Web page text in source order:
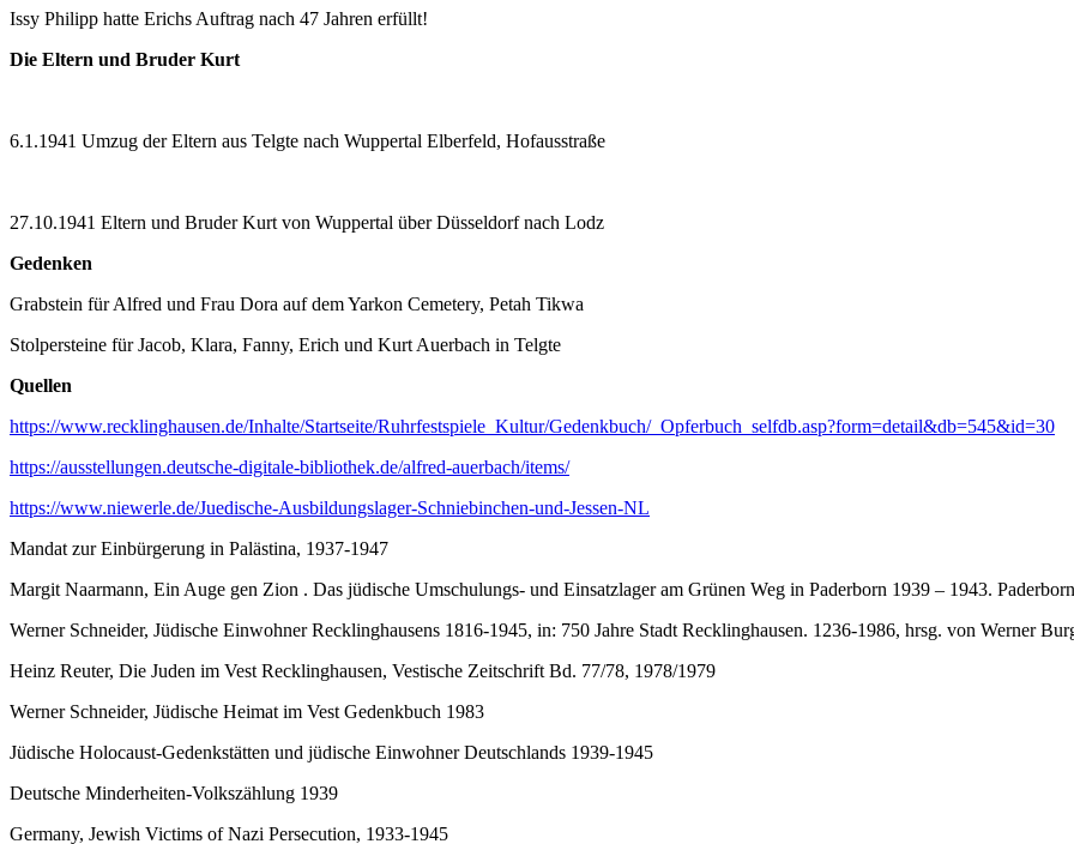
Issy Philipp hatte Erichs Auftrag nach 47 Jahren erfüllt!
Die Eltern und Bruder Kurt
6.1.1941 Umzug der Eltern aus Telgte nach Wuppertal Elberfeld, Hofausstraße
27.10.1941 Eltern und Bruder Kurt von Wuppertal über Düsseldorf nach Lodz
Gedenken
Grabstein für Alfred und Frau Dora auf dem Yarkon Cemetery, Petah Tikwa
Stolpersteine für Jacob, Klara, Fanny, Erich und Kurt Auerbach in Telgte
Quellen
https://www.recklinghausen.de/Inhalte/Startseite/Ruhrfestspiele_Kultur/Gedenkbuch/_Opferbuch_selfdb.asp?form=detail&db=545&id=30
https://ausstellungen.deutsche-digitale-bibliothek.de/alfred-auerbach/items/
https://www.niewerle.de/Juedische-Ausbildungslager-Schniebinchen-und-Jessen-NL
Mandat zur Einbürgerung in Palästina, 1937-1947
Margit Naarmann, Ein Auge gen Zion . Das jüdische Umschulungs- und Einsatzlager am Grünen Weg in Paderborn 1939 – 1943.
Werner Schneider, Jüdische Einwohner Recklinghausens 1816-1945, in: 750 Jahre Stadt Recklinghausen. 1236-1986, hrsg. von Werner
Heinz Reuter, Die Juden im Vest Recklinghausen, Vestische Zeitschrift Bd. 77/78, 1978/1979
Werner Schneider, Jüdische Heimat im Vest Gedenkbuch 1983
Jüdische Holocaust-Gedenkstätten und jüdische Einwohner Deutschlands 1939-1945
Deutsche Minderheiten-Volkszählung 1939
Germany, Jewish Victims of Nazi Persecution, 1933-1945